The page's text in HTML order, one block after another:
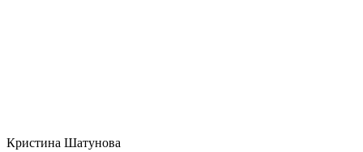
Кристина Шатунова